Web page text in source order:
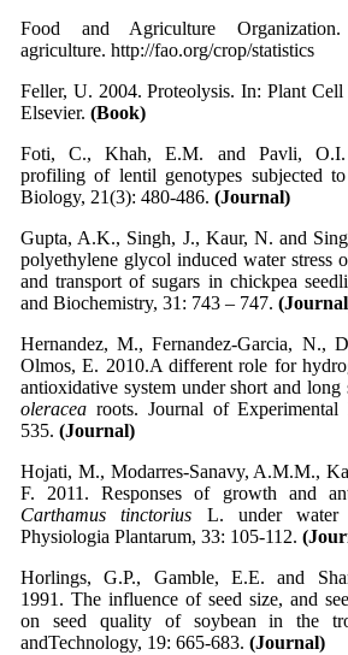
Food and Agriculture
agriculture. http://fao.org/crop/statistics
Feller, U. 2004. Proteolysis. In: Plant Cell
Elsevier. (Book)
Foti, C., Khah, E.M. and Pavli, O.I.
profiling of lentil genotypes subjected
Biology, 21(3): 480-486. (Journal)
Gupta, A.K., Singh, J., Kaur, N. and
polyethylene glycol induced water stress
and transport of sugars in chickpea
and Biochemistry, 31: 743 – 747.
Hernandez, M., Fernandez-Garcia, N.,
Olmos, E. 2010.A different role for
antioxidative system under short and long
oleracea roots. Journal of
535. (Journal)
Hojati, M., Modarres-Sanavy, A.M.M.,
F. 2011. Responses of growth and
Carthamus tinctorius L. under water
Physiologia Plantarum, 33: 105-112.
Horlings, G.P., Gamble, E.E. and
1991. The influence of seed size, and
on seed quality of soybean in the
andTechnology, 19: 665-683. (Journal)